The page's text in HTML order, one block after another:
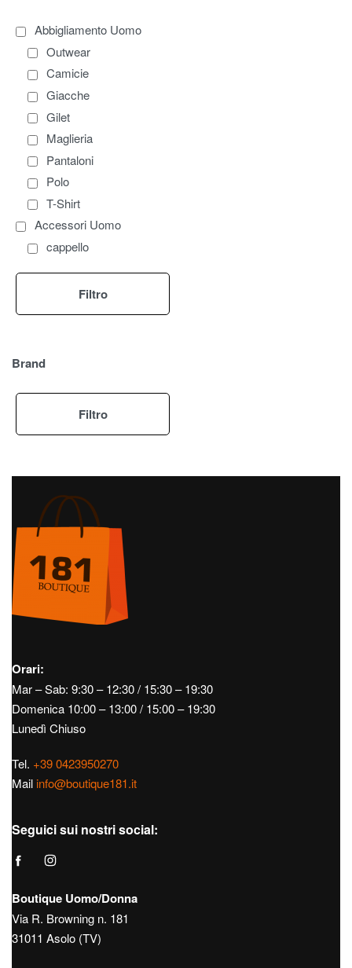
Abbigliamento Uomo
Outwear
Camicie
Giacche
Gilet
Maglieria
Pantaloni
Polo
T-Shirt
Accessori Uomo
cappello
Filtro
Brand
Filtro
Orari:
Mar – Sab: 9:30 – 12:30 / 15:30 – 19:30
Domenica 10:00 – 13:00 / 15:00 – 19:30
Lunedì Chiuso
Tel. +39 0423950270
Mail info@boutique181.it
Seguici sui nostri social:
Boutique Uomo/Donna
Via R. Browning n. 181
31011 Asolo (TV)